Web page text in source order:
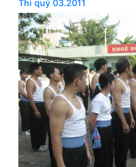
Thi quý 03.2011